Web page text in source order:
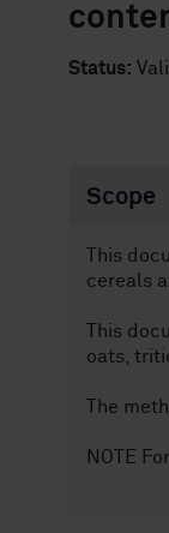
Status:
Scope
This
cereals
This
oats,
The
NOTE